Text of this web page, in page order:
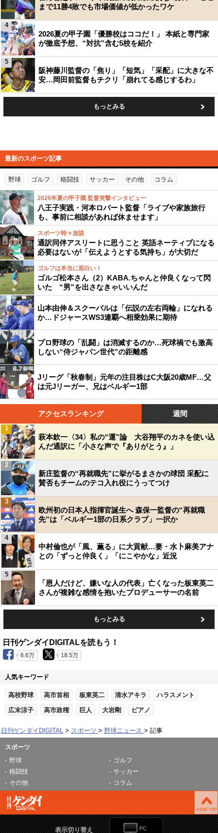
まで11勝4敗でも市場価値が低かったワケ
2026夏の甲子園「優勝校はココだ！」 本紙と専門家
が徹底予想、“対抗”含む5校を紹介
4
阪神藤川監督の「焦り」「短気」「采配」に大きな不
安…岡田前監督もチクリ「崩れてる感じするわ」
5
もっとみる
最新のスポーツ記事
野球 ゴルフ 格闘技 サッカー その他 コラム
2026年夏の甲子園 監督突撃インタビュー
八王子実践・河本ロバート監督「ライブや家族旅行
も、事前に相談があれば休ませます」
スポーツ時々放談
通訳同伴アスリートに思うこと 英語ネーティブになる
必要はないが「伝えようとする気持ち」が大切だ
ゴルフは本当に面白い！
ゴルゴ松本さん（2）KABA.ちゃんと仲良くなって閃
いた “男”を出さなきゃいいんだ
山本由伸＆スクーバルは「伝説の左右両輪」になれる
か…ドジャースWS3連覇へ相乗効果に期待
プロ野球の「乱闘」は消滅するのか…死球禍でも激高
しない“侍ジャパン世代”の距離感
Jリーグ「秋春制」元年の注目株はC大阪20歳MF…父
は元Jリーガー、兄はベルギー1部
アクセスランキング 週間
萩本欽一〈34〉私の“運”論 大谷翔平のカネを使い込
んだ通訳に「小さな声で『ありがとう』」
1
新庄監督の“再就職先”に挙がるまさかの球団 采配に
賛否もチームのテコ入れ役にうってつけ
2
欧州初の日本人指揮官誕生へ 森保一監督の“再就職
先”は「ベルギー1部の日系クラブ」一択か
3
中村倫也が「風、薫る」に大貢献…妻・水卜麻美アナ
との「ずっと仲良く」「にこやかな」近況
4
「恩人だけど、嫌いな人の代表」亡くなった板東英二
さんが複雑な感情を抱いたプロデューサーの名前
5
もっとみる
日刊ゲンダイDIGITALを読もう！
6.6万 18.5万
人気キーワード
高校野球 高市首相 板東英二 清水アキラ ハラスメント
広末涼子 高市政権 巨人 大岩剛 ピアノ
日刊ゲンダイDIGITAL スポーツ 野球ニュース 記事
スポーツ
野球
ゴルフ
格闘技
サッカー
その他
コラム
表示切り替え